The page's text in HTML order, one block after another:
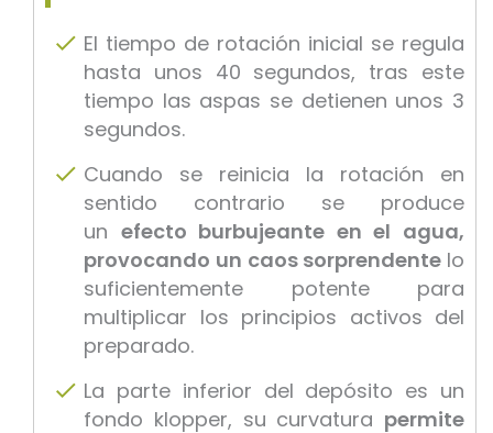
El tiempo de rotación inicial se regula
hasta unos 40 segundos, tras este
tiempo las aspas se detienen unos 3
segundos.
Cuando se reinicia la rotación en
sentido contrario se produce
un efecto burbujeante en el agua,
provocando un caos sorprendentelo
suficientemente potente para
multiplicar los principios activos del
preparado.
La parte inferior del depósito es un
fondo klopper, su curvatura permite